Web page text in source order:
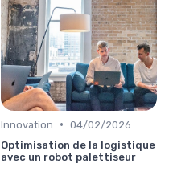
Innovation • 04/02/2026
Optimisation de la logistique
avec un robot palettiseur